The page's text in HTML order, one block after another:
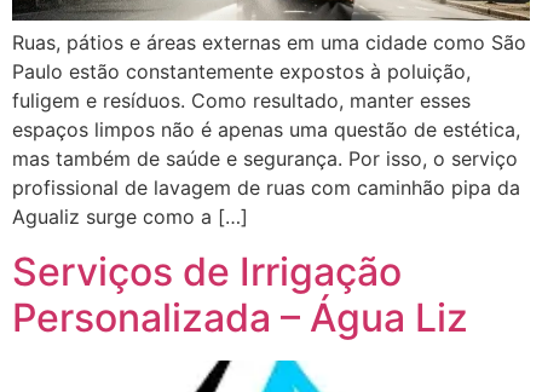
Ruas, pátios e áreas externas em uma cidade como São
Paulo estão constantemente expostos à poluição,
fuligem e resíduos. Como resultado, manter esses
espaços limpos não é apenas uma questão de estética,
mas também de saúde e segurança. Por isso, o serviço
profissional de lavagem de ruas com caminhão pipa da
Agualiz surge como a […]
Serviços de Irrigação
Personalizada – Água Liz